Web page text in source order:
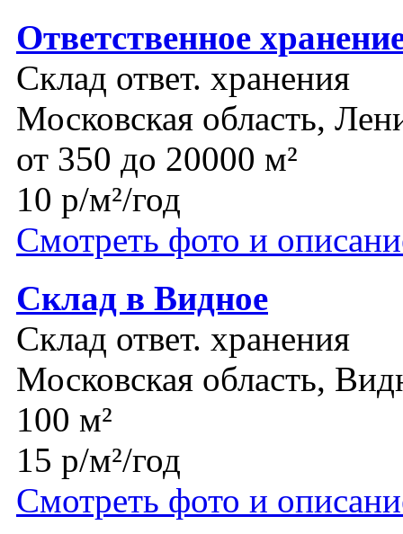
Ответственное
Склад ответ. хранения
Московская область,
от 350 до 20000 м²
10 р/м²/год
Смотреть фото и
Склад в Видное
Склад ответ. хранения
Московская область,
100 м²
15 р/м²/год
Смотреть фото и